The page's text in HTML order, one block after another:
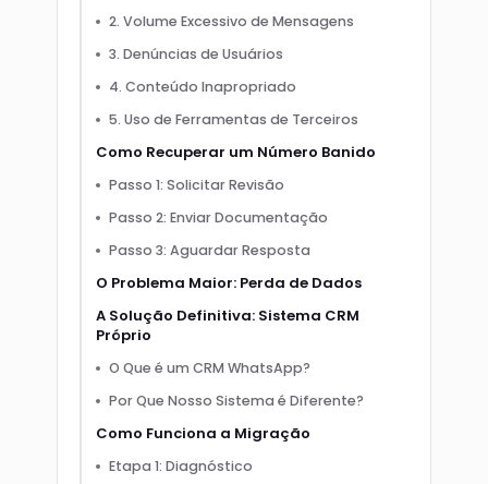
2. Volume Excessivo de Mensagens
3. Denúncias de Usuários
4. Conteúdo Inapropriado
5. Uso de Ferramentas de Terceiros
Como Recuperar um Número Banido
Passo 1: Solicitar Revisão
Passo 2: Enviar Documentação
Passo 3: Aguardar Resposta
O Problema Maior: Perda de Dados
A Solução Definitiva: Sistema CRM
Próprio
O Que é um CRM WhatsApp?
Por Que Nosso Sistema é Diferente?
Como Funciona a Migração
Etapa 1: Diagnóstico